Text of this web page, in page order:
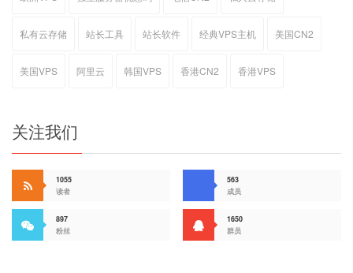
私有云存储 站长工具 站长软件 经典VPS主机 美国CN2
美国VPS 阿里云 韩国VPS 香港CN2 香港VPS
关注我们
1055
读者
563
成员
897
粉丝
1650
群员